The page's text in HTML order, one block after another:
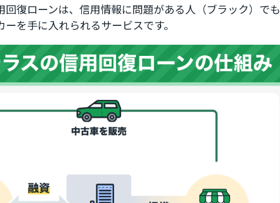
回復ローンは、信用情報に問題がある人（ブラック）でも
を手に入れられるサービスです。